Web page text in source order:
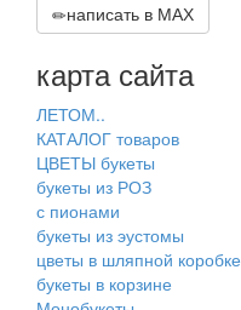
написать в МАХ
карта сайта
ЛЕТОМ..
КАТАЛОГ товаров
ЦВЕТЫ букеты
букеты из РОЗ
с пионами
букеты из эустомы
цветы в шляпной коробке
букеты в корзине